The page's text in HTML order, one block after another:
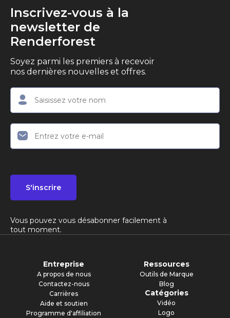
Inscrivez-vous à la
newsletter de
Renderforest
Soyez parmi les premiers à recevoir
nos dernières nouvelles et offres.
S'inscrire
Vous pouvez vous désabonner facilement à
tout moment.
Entreprise
A propos de nous
Contactez-nous
Carrières
Aide et soutien
Programme d'affiliation
Ressources
Outils de Marque
Blog
Catégories
Vidéo
Logo